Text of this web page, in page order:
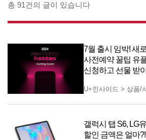
총 91건의 글이 있습니다
7월 출시 임박! 새
사전예약 꿀팁 유
신청하고 선물 받
U+인사이드 >상품/
갤럭시 탭 S6, LG
할인 금액은 얼마?!